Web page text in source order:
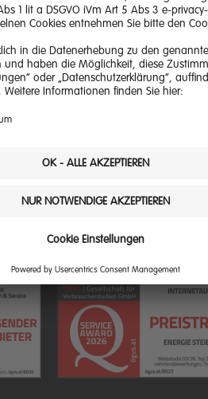
Quick Links
Cookie Einstellungen
Störungsübersicht